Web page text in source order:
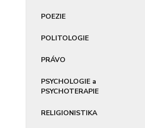
POEZIE
POLITOLOGIE
PRÁVO
PSYCHOLOGIE a
PSYCHOTERAPIE
RELIGIONISTIKA